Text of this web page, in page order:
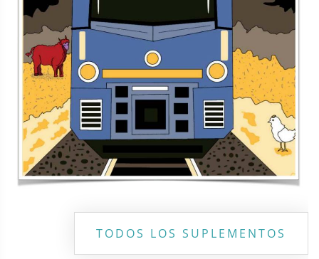
TODOS LOS SUPLEMENTOS